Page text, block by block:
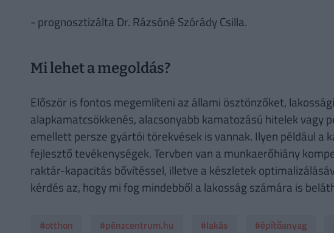
- prognosztizálta Dr. Rázsóné Szórády Csilla.
Mi lehet a megoldás?
Először is fontos megemlíteni az állami ösztönzőket,
alapkamatcsökkenés, alacsonyabb kamatozású hitelek vagy
emellett persze gyártói törekvések is vannak. Ilyen például a
fejlesztő tevékenységek. Tervben van a munkaerőhiány
raktár-kapacitás bővítéssel, illetve a készletek
kérdés az, hogy mi fog mindebből a lakosság számára is
#otthon #pénzcentrum.hu #lakás #építőanyag